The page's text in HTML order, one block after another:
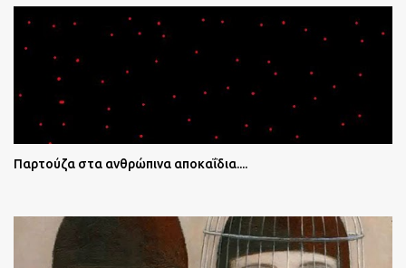
Παρτούζα στα ανθρώπινα αποκαΐδια....